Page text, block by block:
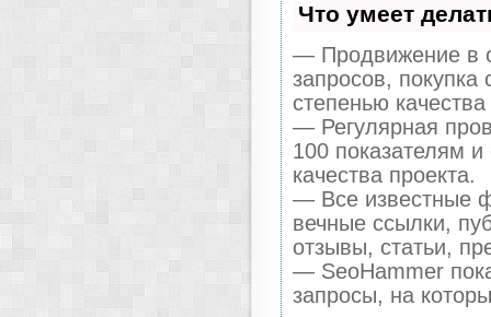
Что умеет
— Продвижение в
запросов,
степенью
— Регулярная
100 показателям
качества проекта.
— Все известные
вечные ссылки,
отзывы, статьи,
— SeoHammer
запросы, на